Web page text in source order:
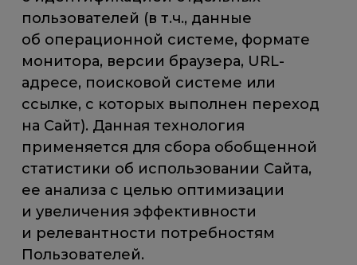
пользователей (в т.ч., данные
об операционной системе, формате
монитора, версии браузера, URL-
адресе, поисковой системе или
ссылке, с которых выполнен переход
на Сайт). Данная технология
применяется для сбора обобщенной
статистики об использовании Сайта,
ее анализа с целью оптимизации
и увеличения эффективности
и релевантности потребностям
Пользователей.